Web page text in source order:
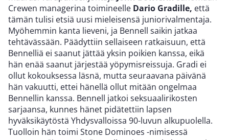
Crewen managerina toimineelle Dario Gradille, että
tämän tulisi etsiä uusi mieleisensä juniorivalmentaja.
Myöhemmin kanta lieveni, ja Bennell saikin jatkaa
tehtävässään. Päädyttiin sellaiseen ratkaisuun, että
Bennelliä ei saanut jättää yksin poikien kanssa, eikä
hän enää saanut järjestää yöpymisreissuja. Gradi ei
ollut kokouksessa läsnä, mutta seuraavana päivänä
hän vakuutti, ettei hänellä ollut mitään ongelmaa
Bennellin kanssa. Bennell jatkoi seksuaalirikosten
sarjaansa, kunnes hänet pidätettiin lapsen
hyväksikäytöstä Yhdysvalloissa 90-luvun alkupuolella.
Tuolloin hän toimi Stone Dominoes -nimisessä